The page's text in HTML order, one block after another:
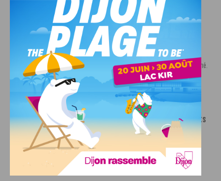
INFOS,SPORT
Nouvelle arrivée à la JDA Basket,
Shevon Thompson est dijonnais
7 AOÛT, 2026
Le mercato estival de la JDA n’est pas encore terminé.
Une nouvelle recrue vient...
INFOS SPORT
Le DFCO dévoile ses nouveaux maillots
pour la saison 2026-2027
6 AOÛT, 2026
Le club dijonnais a présenté ses nouveaux maillots
pour son retour en Ligue 2....